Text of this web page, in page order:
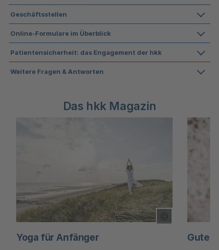
Geschäftsstellen
Online-Formulare im Überblick
Patientensicherheit: das Engagement der hkk
Weitere Fragen & Antworten
Das hkk Magazin
Copyright
Yoga für Anfänger Gute